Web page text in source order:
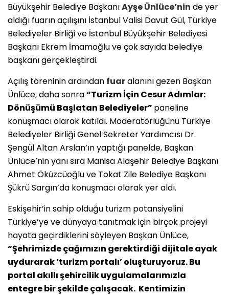
Büyükşehir Belediye BaşkanıAyşe Ünlüce’nin de yer
aldığı fuarın açılışını İstanbul Valisi Davut Gül, Türkiye
Belediyeler Birliği ve İstanbul Büyükşehir Belediyesi
Başkanı Ekrem İmamoğlu ve çok sayıda belediye
başkanı gerçekleştirdi.
Açılış töreninin ardından fuaralanını gezen Başkan
Ünlüce, daha sonra“Turizm İçin Cesur Adımlar:
Dönüşümü Başlatan Belediyeler” paneline
konuşmacı olarak katıldı. Moderatörlüğünü Türkiye
Belediyeler Birliği Genel Sekreter Yardımcısı Dr.
Şengül Altan Arslan’ın yaptığı panelde, Başkan
Ünlüce’nin yanı sıra Manisa Alaşehir Belediye Başkanı
Ahmet Öküzcüoğlu ve Tokat Zile Belediye Başkanı
Şükrü Sargın’da konuşmacı olarak yer aldı.
Eskişehir’in sahip olduğu turizm potansiyelini
Türkiye’ye ve dünyaya tanıtmak için birçok projeyi
hayata geçirdiklerini söyleyen Başkan Ünlüce,
“Şehrimizde çağımızın gerektirdiği dijitale ayak
uydurarak ‘turizm portalı’ oluşturuyoruz. Bu
portal akıllı şehircilik uygulamalarımızla
entegre bir şekilde çalışacak. Kentimizin